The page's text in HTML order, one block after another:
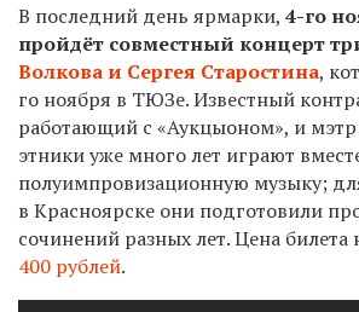
В последний день ярмарки, 4-го
пройдёт совместный концерт
Волкова и Сергея Старостина,
го ноября в ТЮЗе. Известный
работающий с «Аукцыоном», и мэтр
этники уже много лет играют
полуимпровизационную музыку;
в Красноярске они подготовили
сочинений разных лет. Цена билета
400 рублей.